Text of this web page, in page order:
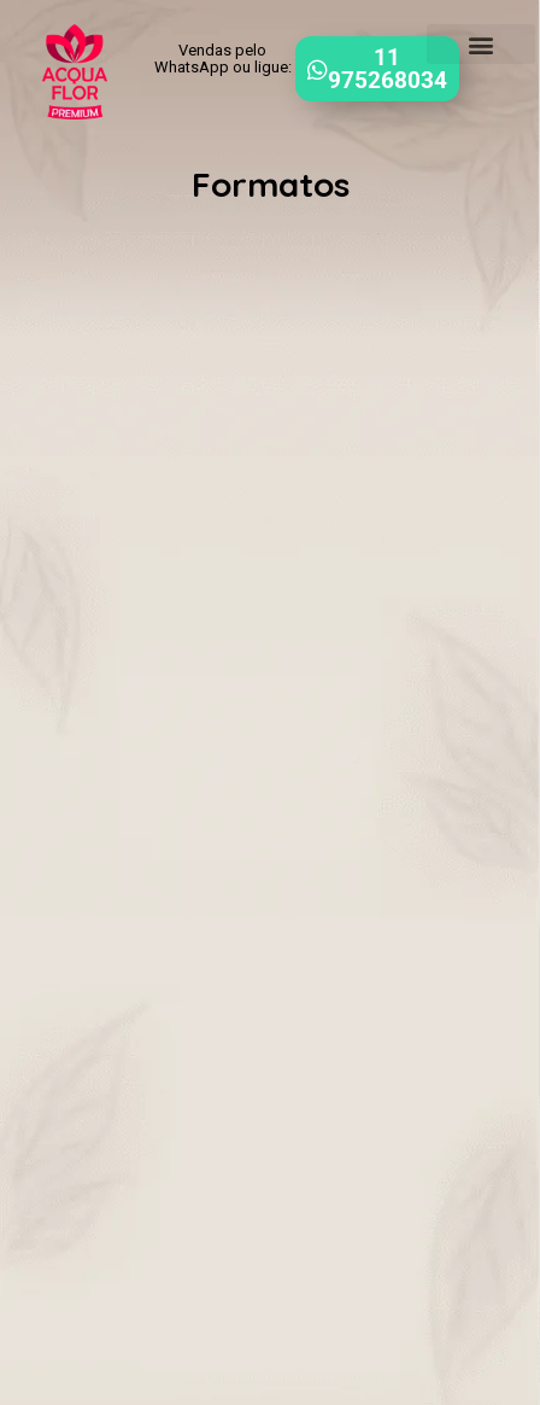
Vendas pelo
WhatsApp ou ligue:
11
975268034
Formatos